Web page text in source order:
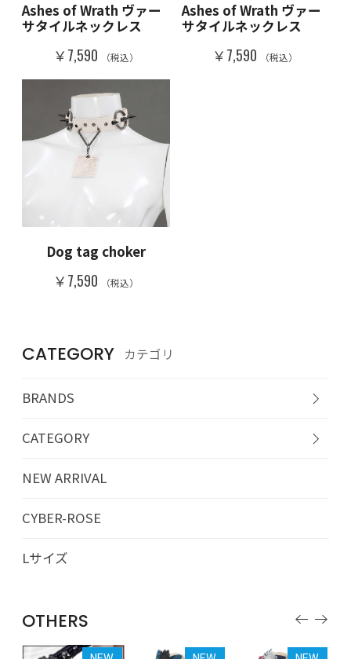
CATEGORY カテゴリ
BRANDS
CATEGORY
NEW ARRIVAL
CYBER-ROSE
Lサイズ
OTHERS
Ashes of Wrath ヴァー
サタイルネックレス
￥7,590 （税込）
Ashes of Wrath ヴァー
サタイルネックレス
￥7,590 （税込）
Dog tag choker
￥7,590 （税込）